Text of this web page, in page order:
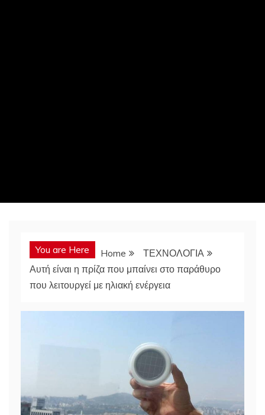
You are Here Home
ΤΕΧΝΟΛΟΓΙΑ
Αυτή είναι η πρίζα που μπαίνει στο παράθυρο
που λειτουργεί με ηλιακή ενέργεια